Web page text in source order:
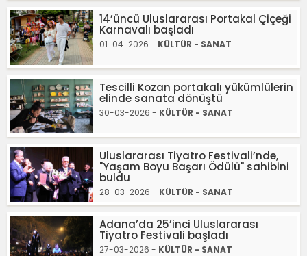
14’üncü Uluslararası Portakal Çiçeği
Karnavalı başladı
01-04-2026 - KÜLTÜR - SANAT
Tescilli Kozan portakalı yükümlülerin
elinde sanata dönüştü
30-03-2026 - KÜLTÜR - SANAT
Uluslararası Tiyatro Festivali’nde,
"Yaşam Boyu Başarı Ödülü" sahibini
buldu
28-03-2026 - KÜLTÜR - SANAT
Adana’da 25’inci Uluslararası
Tiyatro Festivali başladı
27-03-2026 - KÜLTÜR - SANAT